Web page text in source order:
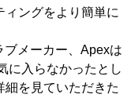
ングをより簡単に
メーカー、Apexは
に入らなかったとし
を見ていただきた